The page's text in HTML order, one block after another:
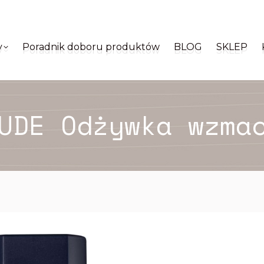
Poradnik doboru produktów BLOG SKLEP
Odżywka
Poradnik doboru produktów BLOG SKLEP